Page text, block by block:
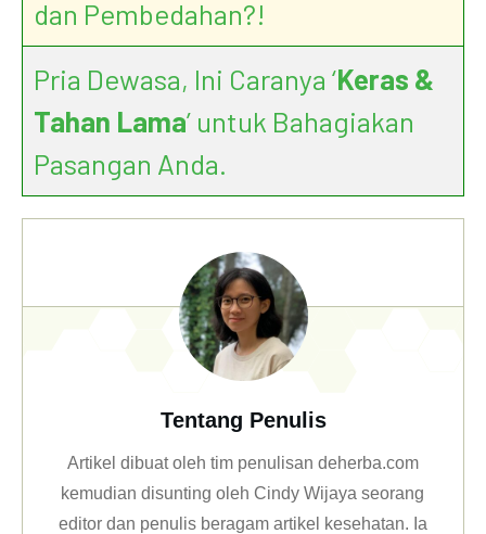
dan Pembedahan?!
Pria Dewasa, Ini Caranya ‘Keras &
Tahan Lama’ untuk Bahagiakan
Pasangan Anda.
Tentang Penulis
Artikel dibuat oleh tim penulisan deherba.com
kemudian disunting oleh Cindy Wijaya seorang
editor dan penulis beragam artikel kesehatan. Ia